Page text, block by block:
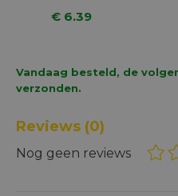
€ 6.39
Vandaag besteld, de
verzonden.
Reviews (0)
Nog geen reviews